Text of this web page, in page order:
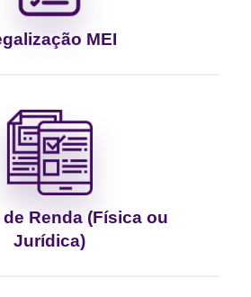
MEI
Renda (Física ou
Jurídica)